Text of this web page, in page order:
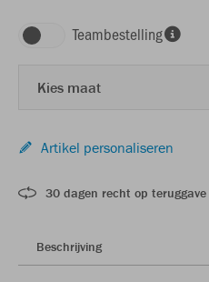
Teambestelling
Kies maat
Artikel personaliseren
30 dagen recht op teruggave
Beschrijving